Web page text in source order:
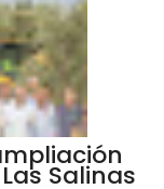
Salinas